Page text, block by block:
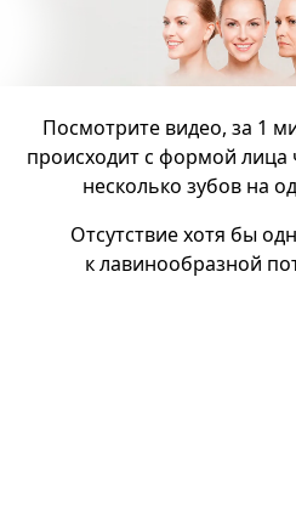
Посмотрите видео, за 1
происходит с формой лица
несколько зубов на
Отсутствие хотя бы
к лавинообразной